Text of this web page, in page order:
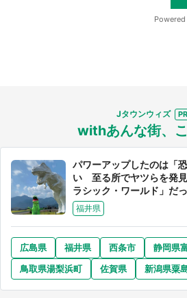
Jタウンウィズ
withあんな街、
パワーアップしたのは「
い 至る所でヤツらを発
ラシック・ワールド」だ
福井県
広島県 福井県 西条市 静岡県
鳥取県湯梨浜町
佐賀県 新潟県粟